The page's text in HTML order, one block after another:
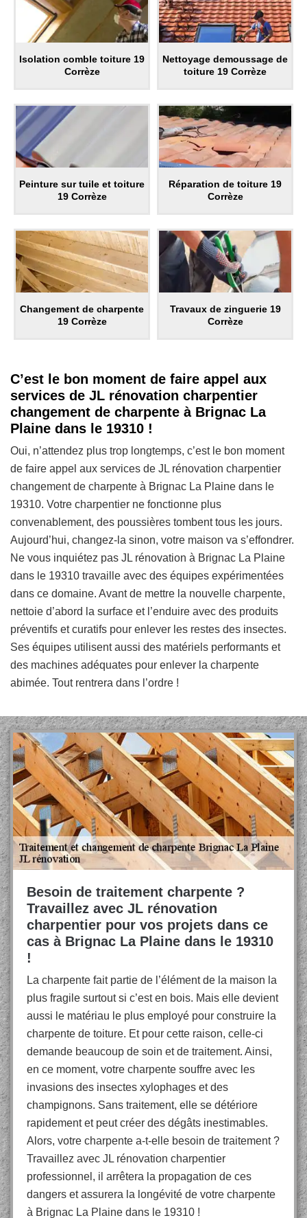
Isolation comble toiture 19
Corrèze
Nettoyage demoussage de
toiture 19 Corrèze
Peinture sur tuile et toiture
19 Corrèze
Réparation de toiture 19
Corrèze
Changement de charpente
19 Corrèze
Travaux de zinguerie 19
Corrèze
C’est le bon moment de faire appel aux
services de JL rénovation charpentier
changement de charpente à Brignac La
Plaine dans le 19310 !
Oui, n’attendez plus trop longtemps, c’est le bon moment
de faire appel aux services de JL rénovation charpentier
changement de charpente à Brignac La Plaine dans le
19310. Votre charpentier ne fonctionne plus
convenablement, des poussières tombent tous les jours.
Aujourd’hui, changez-la sinon, votre maison va s’effondrer.
Ne vous inquiétez pas JL rénovation à Brignac La Plaine
dans le 19310 travaille avec des équipes expérimentées
dans ce domaine. Avant de mettre la nouvelle charpente,
nettoie d’abord la surface et l’enduire avec des produits
préventifs et curatifs pour enlever les restes des insectes.
Ses équipes utilisent aussi des matériels performants et
des machines adéquates pour enlever la charpente
abimée. Tout rentrera dans l’ordre !
Besoin de traitement charpente ?
Travaillez avec JL rénovation
charpentier pour vos projets dans ce
cas à Brignac La Plaine dans le 19310
!
La charpente fait partie de l’élément de la maison la
plus fragile surtout si c’est en bois. Mais elle devient
aussi le matériau le plus employé pour construire la
charpente de toiture. Et pour cette raison, celle-ci
demande beaucoup de soin et de traitement. Ainsi,
en ce moment, votre charpente souffre avec les
invasions des insectes xylophages et des
champignons. Sans traitement, elle se détériore
rapidement et peut créer des dégâts inestimables.
Alors, votre charpente a-t-elle besoin de traitement ?
Travaillez avec JL rénovation charpentier
professionnel, il arrêtera la propagation de ces
dangers et assurera la longévité de votre charpente
à Brignac La Plaine dans le 19310 !